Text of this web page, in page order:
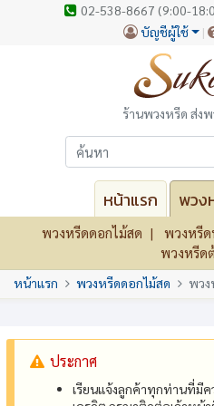
02-538-8667 (9:00-
บัญชีผู้ใช้
ร้านพวงหรีด ส่ง
หน้าแรก พวง
พวงหรีดดอกไม้สด พวงหรี
พวงหรีด
หน้าแรก พวงหรีดดอกไม้สด พวง
ประกาศ
เรียนแจ้งลูกค้าทุกท่านที่มีค